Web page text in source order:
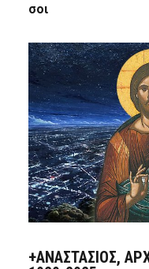
σοι
+ΑΝΑΣΤΆΣΙΟΣ,